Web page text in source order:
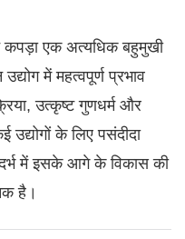
कपड़ा एक अत्यधिक बहुमुखी
में महत्वपूर्ण प्रभाव
उत्कृष्ट गुणधर्म और
के लिए पसंदीदा
में इसके आगे के विकास की
है।